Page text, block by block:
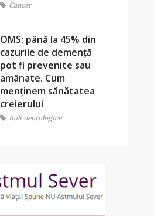
Cancer
OMS: până la 45% din
cazurile de demență
pot fi prevenite sau
amânate. Cum
menținem sănătatea
creierului
Boli neurologice